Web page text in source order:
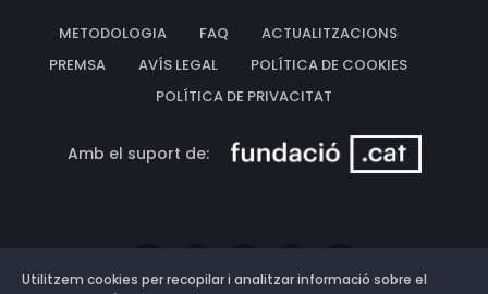
METODOLOGIA FAQ
ACTUALITZACIONS
PREMSA
AVÍS LEGAL
POLÍTICA DE COOKIES
POLÍTICA DE PRIVACITAT
Amb el suport de:
Utilitzem cookies per recopilar i analitzar informació sobre el